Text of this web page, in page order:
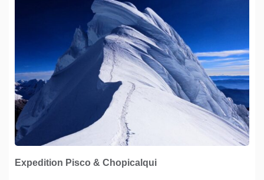
Expedition Pisco & Chopicalqui